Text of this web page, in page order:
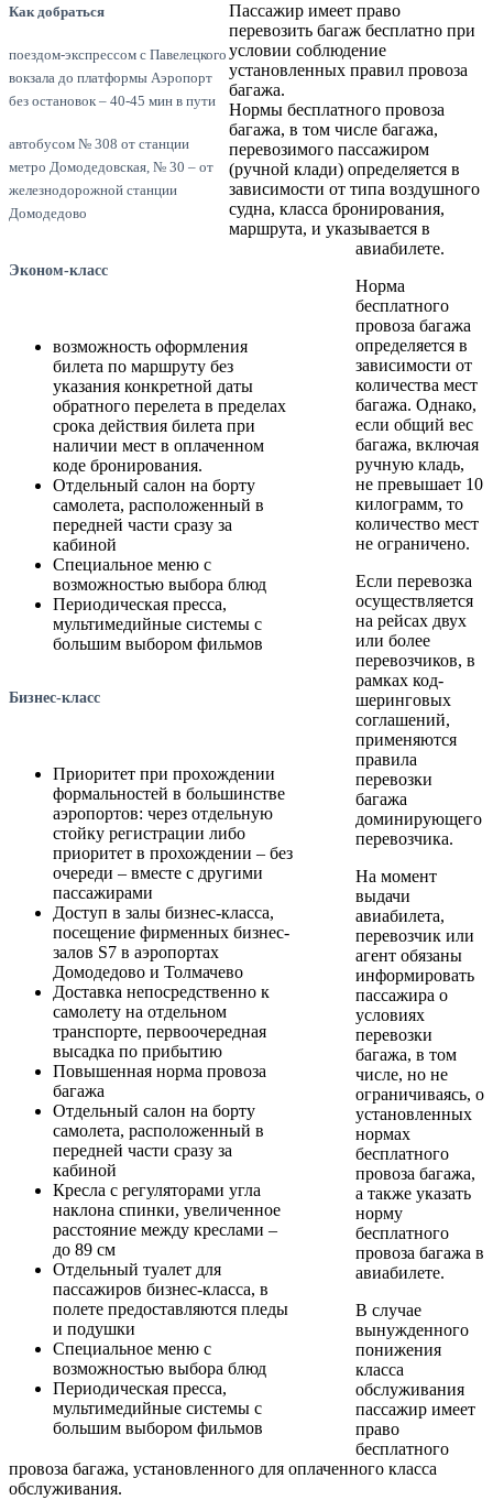
Как добраться
поездом-экспрессом с Павелецкого
вокзала до платформы Аэропорт
без остановок – 40-45 мин в пути
автобусом № 308 от станции
метро Домодедовская, № 30 – от
железнодорожной станции
Домодедово
Эконом-класс
возможность оформления
билета по маршруту без
указания конкретной даты
обратного перелета в пределах
срока действия билета при
наличии мест в оплаченном
коде бронирования.
Отдельный салон на борту
самолета, расположенный в
передней части сразу за
кабиной
Специальное меню с
возможностью выбора блюд
Периодическая пресса,
мультимедийные системы с
большим выбором фильмов
Бизнес-класс
Приоритет при прохождении
формальностей в большинстве
аэропортов: через отдельную
стойку регистрации либо
приоритет в прохождении – без
очереди – вместе с другими
пассажирами
Доступ в залы бизнес-класса,
посещение фирменных бизнес-
залов S7 в аэропортах
Домодедово и Толмачево
Доставка непосредственно к
самолету на отдельном
транспорте, первоочередная
высадка по прибытию
Повышенная норма провоза
багажа
Отдельный салон на борту
самолета, расположенный в
передней части сразу за
кабиной
Кресла с регуляторами угла
наклона спинки, увеличенное
расстояние между креслами –
до 89 см
Отдельный туалет для
пассажиров бизнес-класса, в
полете предоставляются пледы
и подушки
Специальное меню с
возможностью выбора блюд
Периодическая пресса,
мультимедийные системы с
большим выбором фильмов
Пассажир имеет право
перевозить багаж бесплатно при
условии соблюдение
установленных правил провоза
багажа.
Нормы бесплатного провоза
багажа, в том числе багажа,
перевозимого пассажиром
(ручной клади) определяется в
зависимости от типа воздушного
судна, класса бронирования,
маршрута, и указывается в
авиабилете.
Норма
бесплатного
провоза багажа
определяется в
зависимости от
количества мест
багажа. Однако,
если общий вес
багажа, включая
ручную кладь,
не превышает 10
килограмм, то
количество мест
не ограничено.
Если перевозка
осуществляется
на рейсах двух
или более
перевозчиков, в
рамках код-
шеринговых
соглашений,
применяются
правила
перевозки
багажа
доминирующего
перевозчика.
На момент
выдачи
авиабилета,
перевозчик или
агент обязаны
информировать
пассажира о
условиях
перевозки
багажа, в том
числе, но не
ограничиваясь, о
установленных
нормах
бесплатного
провоза багажа,
а также указать
норму
бесплатного
провоза багажа в
авиабилете.
В случае
вынужденного
понижения
класса
обслуживания
пассажир имеет
право
бесплатного
провоза багажа, установленного для оплаченного класса
обслуживания.